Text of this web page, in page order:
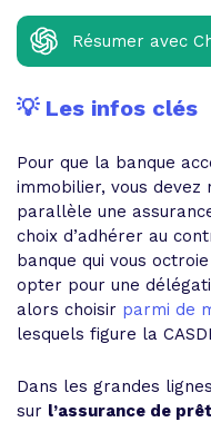
Résumer avec
💡 Les infos clés
Pour que la banque
immobilier, vous devez
parallèle une
choix d’adhérer au
banque qui vous
opter pour une
alors choisir parmi de
lesquels figure la
Dans les grandes
sur l’assurance de